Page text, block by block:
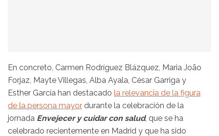
En concreto, Carmen Rodríguez Blázquez, Maria João
Forjaz, Mayte Villegas, Alba Ayala, César Garriga y
Esther García han destacado la relevancia de la figura
de la persona mayor durante la celebración de la
jornada Envejecer y cuidar con salud, que se ha
celebrado recientemente en Madrid y que ha sido